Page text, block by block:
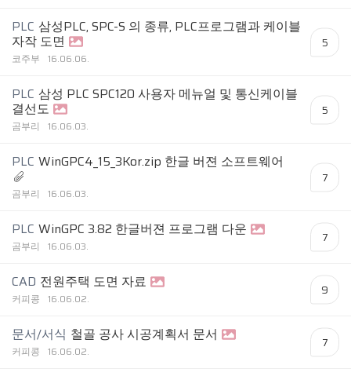
PLC 삼성PLC, SPC-S 의 종류, PLC프로그램과 케이블
자작 도면
코주부 16.06.06.
5
PLC 삼성 PLC SPC120 사용자 메뉴얼 및 통신케이블
결선도
곰부리 16.06.03.
5
PLC WinGPC4_15_3Kor.zip 한글 버젼 소프트웨어
곰부리 16.06.03.
7
PLC WinGPC 3.82 한글버젼 프로그램 다운
곰부리 16.06.03.
7
CAD 전원주택 도면 자료
커피콩 16.06.02.
9
문서/서식 철골 공사 시공계획서 문서
커피콩 16.06.02.
7